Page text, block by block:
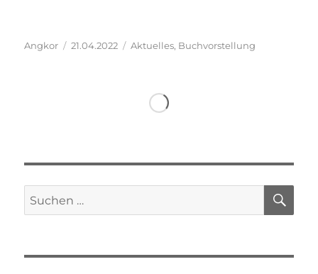
Autor
Angkor
Veröffentlicht
21.04.2022 Kategorien
Aktuelles, Buchvorstellung
Suchen
nach: